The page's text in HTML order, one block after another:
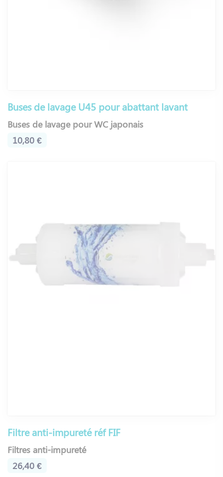
Buses de lavage U45 pour abattant lavant
Buses de lavage pour WC japonais
10,80 €
Filtre anti-impureté réf FIF
Filtres anti-impureté
26,40 €